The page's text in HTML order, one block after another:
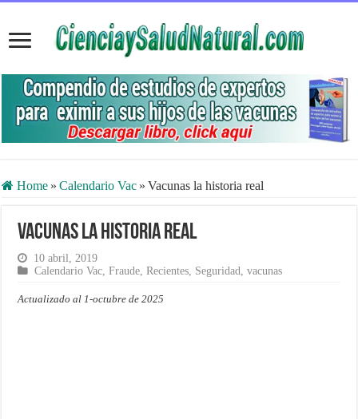
Home » Calendario Vac » Vacunas la historia real
Vacunas la historia real
10 abril, 2019
Calendario Vac ,Fraude ,Recientes Seguridad ,vacunas
Actualizado al 1-octubre de 2025